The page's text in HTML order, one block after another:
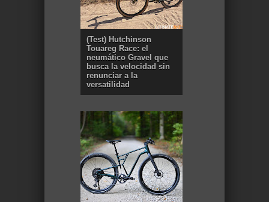
(Test) Hutchinson
Touareg Race: el
neumático Gravel que
busca la velocidad sin
renunciar a la
versatilidad